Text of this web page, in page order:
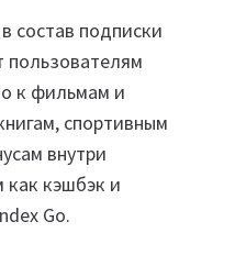
состав подписки
пользователям
к фильмам и
спортивным
внутри
как кэшбэк и
Go.